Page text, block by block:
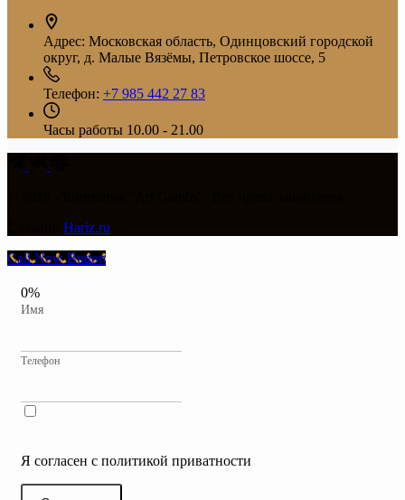
Адрес: Московская область, Одинцовский городской
округ, д. Малые Вязёмы, Петровское шоссе, 5
Телефон: +7 985 442 27 83
Часы работы 10.00 - 21.00
Hariz.ru
Call Now Button
0%
Имя
Телефон
Я согласен с политикой приватности